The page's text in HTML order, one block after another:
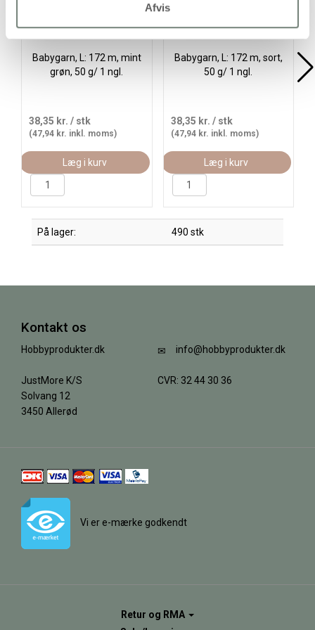
Afvis
Babygarn, L: 172 m, mint
grøn, 50 g/ 1 ngl.
38,35 kr. / stk
(47,94 kr. inkl. moms)
Læg i kurv
Babygarn, L: 172 m, sort,
50 g/ 1 ngl.
38,35 kr. / stk
(47,94 kr. inkl. moms)
Læg i kurv
På lager: 490 stk
Kontakt os
Hobbyprodukter.dk
JustMore K/S
Solvang 12
3450 Allerød
info@hobbyprodukter.dk
CVR: 32 44 30 36
Vi er e-mærke godkendt
Retur og RMA